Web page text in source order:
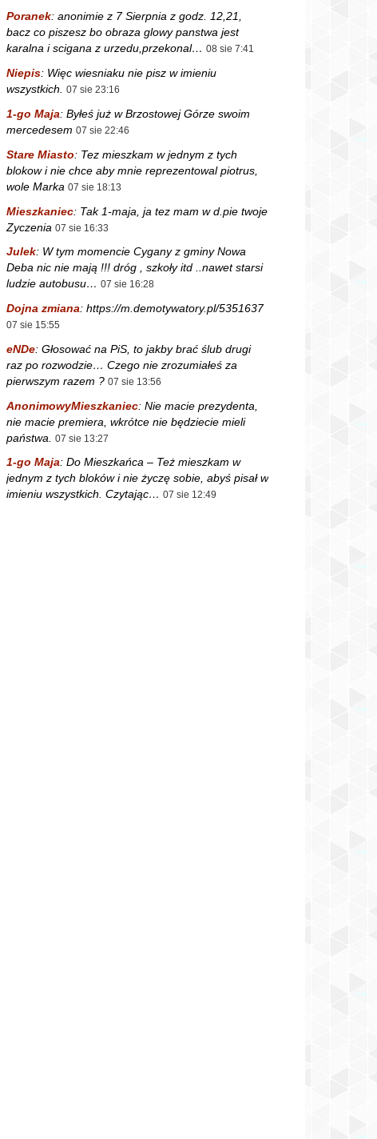
Poranek: anonimie z 7 Sierpnia z godz. 12,21,
bacz co piszesz bo obraza glowy panstwa jest
karalna i scigana z urzedu,przekonal… 08 sie 7:41
Niepis: Więc wiesniaku nie pisz w imieniu
wszystkich.
07 sie 23:16
1-go Maja: Byłeś już w Brzostowej Górze swoim
mercedesem 07 sie 22:46
Stare Miasto: Tez mieszkam w jednym z tych
blokow i nie chce aby mnie reprezentowal piotrus,
wole Marka 07 sie 18:13
Mieszkaniec: Tak 1-maja, ja tez mam w d.pie twoje
Zyczenia 07 sie 16:33
Julek: W tym momencie Cygany z gminy Nowa
Deba nic nie mają !!! dróg , szkoły itd ..nawet starsi
ludzie autobusu… 07 sie 16:28
Dojna zmiana: https://m.demotywatory.pl/5351637
07 sie 15:55
eNDe: Głosować na PiS, to jakby brać ślub drugi
raz po rozwodzie… Czego nie zrozumiałeś za
pierwszym razem ? 07 sie 13:56
AnonimowyMieszkaniec: Nie macie prezydenta,
nie macie premiera, wkrótce nie będziecie mieli
państwa.
07 sie 13:27
1-go Maja: Do Mieszkańca – Też mieszkam w
jednym z tych bloków i nie życzę sobie, abyś pisał w
imieniu wszystkich. Czytając… 07 sie 12:49